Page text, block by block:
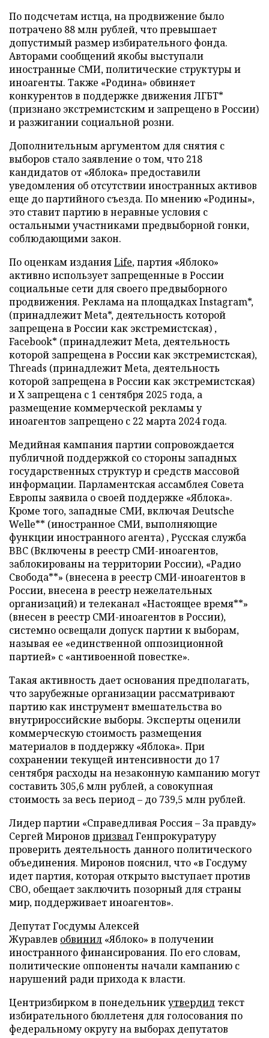
По подсчетам истца, на продвижение было
потрачено 88 млн рублей, что превышает
допустимый размер избирательного фонда.
Авторами сообщений якобы выступали
иностранные СМИ, политические структуры и
иноагенты. Также «Родина» обвиняет
конкурентов в поддержке движения ЛГБТ*
(признано экстремистским и запрещено в России)
и разжигании социальной розни.
Дополнительным аргументом для снятия с
выборов стало заявление о том, что 218
кандидатов от «Яблока» предоставили
уведомления об отсутствии иностранных активов
еще до партийного съезда. По мнению «Родины»,
это ставит партию в неравные условия с
остальными участниками предвыборной гонки,
соблюдающими закон.
По оценкам изданияLife, партия «Яблоко»
активно использует запрещенные в России
социальные сети для своего предвыборного
продвижения. Реклама на площадках Instagram*,
(принадлежит Meta*, деятельность которой
запрещена в России как экстремистская) ,
Facebook* (принадлежит Meta, деятельность
которой запрещена в России как экстремистская),
Threads (принадлежит Meta, деятельность
которой запрещена в России как экстремистская)
и X запрещена с 1 сентября 2025 года, а
размещение коммерческой рекламы у
иноагентов запрещено с 22 марта 2024 года.
Медийная кампания партии сопровождается
публичной поддержкой со стороны западных
государственных структур и средств массовой
информации. Парламентская ассамблея Совета
Европы заявила о своей поддержке «Яблока».
Кроме того, западные СМИ, включая Deutsche
Welle** (иностранное СМИ, выполняющие
функции иностранного агента) , Русская служба
BBC (Включены в реестр СМИ-иноагентов,
заблокированы на территории России), «Радио
Свобода**» (внесена в реестр СМИ-иноагентов в
России, внесена в реестр нежелательных
организаций) и телеканал «Настоящее время**»
(внесен в реестр СМИ-иноагентов в России),
системно освещали допуск партии к выборам,
называя ее «единственной оппозиционной
партией» с «антивоенной повестке».
Такая активность дает основания предполагать,
что зарубежные организации рассматривают
партию как инструмент вмешательства во
внутрироссийские выборы. Эксперты оценили
коммерческую стоимость размещения
материалов в поддержку «Яблока». При
сохранении текущей интенсивности до 17
сентября расходы на незаконную кампанию могут
составить 305,6 млн рублей, а совокупная
стоимость за весь период – до 739,5 млн рублей.
Лидер партии «Справедливая Россия – За правду»
Сергей Миронов призвалГенпрокуратуру
проверить деятельность данного политического
объединения. Миронов пояснил, что «в Госдуму
идет партия, которая открыто выступает против
СВО, обещает заключить позорный для страны
мир, поддерживает иноагентов».
Депутат Госдумы Алексей
Журавлев обвинил «Яблоко» в получении
иностранного финансирования. По его словам,
политические оппоненты начали кампанию с
нарушений ради прихода к власти.
Центризбирком в понедельникутвердил текст
избирательного бюллетеня для голосования по
федеральному округу на выборах депутатов